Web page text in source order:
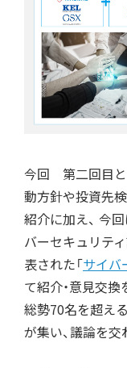
今回 第二回目と
動方針や投資先
紹介に加え、 今
バーセキュリテ
表された「サイバ
て紹介・意見交換
総勢70名を超え
が集い、議論を交